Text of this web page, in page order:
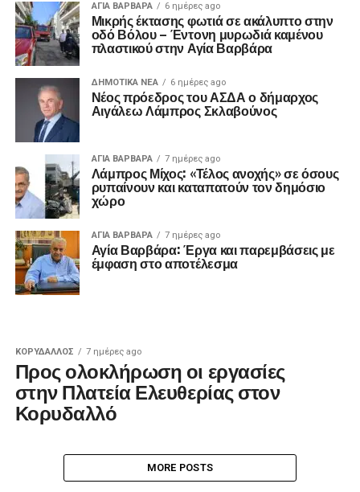
ΑΓΙΑ ΒΑΡΒΑΡΑ 6 ημέρες ago
Μικρής έκτασης φωτιά σε ακάλυπτο στην
οδό Βόλου – Έντονη μυρωδιά καμένου
πλαστικού στην Αγία Βαρβάρα
ΔΗΜΟΤΙΚΆ ΝΈΑ 6 ημέρες ago
Νέος πρόεδρος του ΑΣΔΑ ο δήμαρχος
Αιγάλεω Λάμπρος Σκλαβούνος
ΑΓΙΑ ΒΑΡΒΑΡΑ 7 ημέρες ago
Λάμπρος Μίχος: «Τέλος ανοχής» σε όσους
ρυπαίνουν και καταπατούν τον δημόσιο
χώρο
ΑΓΙΑ ΒΑΡΒΑΡΑ 7 ημέρες ago
Αγία Βαρβάρα: Έργα και παρεμβάσεις με
έμφαση στο αποτέλεσμα
ΚΟΡΥΔΑΛΛΟΣ 7 ημέρες ago
Προς ολοκλήρωση οι εργασίες
στην Πλατεία Ελευθερίας στον
Κορυδαλλό
MORE POSTS